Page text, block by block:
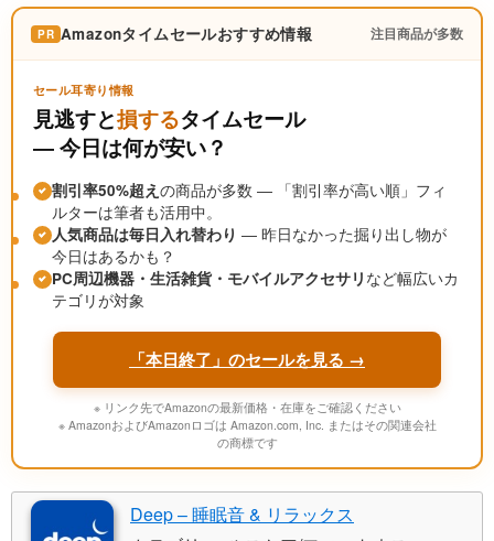
PR Amazonタイムセールおすすめ情報 注目商品が多数
セール耳寄り情報
見逃すと損するタイムセール
― 今日は何が安い？
割引率50%超え の商品が多数 ― 「割引率が高い順」フィ
ルターは筆者も活用中。
人気商品は毎日入れ替わり ― 昨日なかった掘り出し物が
今日はあるかも？
PC周辺機器・生活雑貨・モバイルアクセサリ など幅広いカ
テゴリが対象
「本日終了」のセールを見る →
※ リンク先でAmazonの最新価格・在庫をご確認ください
※ AmazonおよびAmazonロゴは Amazon.com, Inc. またはその関連会社
の商標です
Deep – 睡眠音 & リラックス